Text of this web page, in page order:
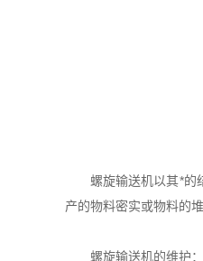
螺旋输送机以其*的结
产的物料密实或物料的
螺旋输送机的维护：